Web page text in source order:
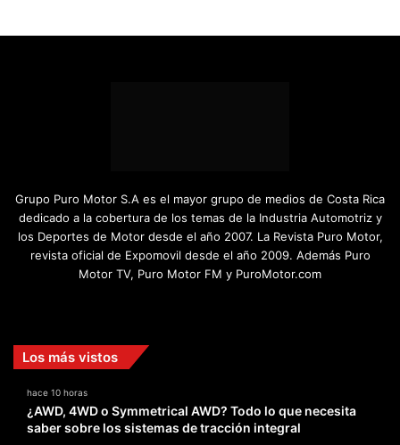
Grupo Puro Motor S.A es el mayor grupo de medios de Costa Rica
dedicado a la cobertura de los temas de la Industria Automotriz y
los Deportes de Motor desde el año 2007. La Revista Puro Motor,
revista oficial de Expomovil desde el año 2009. Además Puro
Motor TV, Puro Motor FM y PuroMotor.com
Los más vistos
hace 10 horas
¿AWD, 4WD o Symmetrical AWD? Todo lo que necesita
saber sobre los sistemas de tracción integral